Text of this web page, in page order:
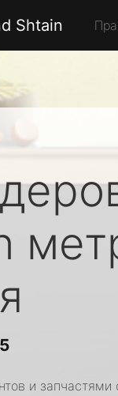
Shtain
и запчастями